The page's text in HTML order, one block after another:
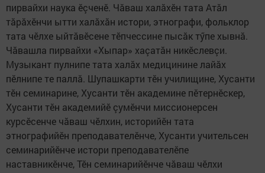
пирвайхи наука ӗçченӗ. Чăваш халăхӗн тата Атăл
тăрăхӗнчи ытти халăхăн истори, этнографи, фольклор
тата чӗлхе ыйтăвӗсене тӗпчессине пысăк тӳпе хывнă.
Чăвашла пирвайхи «Хыпар» хаçатăн никӗслевçи.
Музыкант пулнипе тата халăх медицинине лайăх
пӗлнипе те паллă. Шупашкарти тӗн училищине, Хусанти
тӗн семинарине, Хусанти тӗн академине пӗтернӗскер,
Хусанти тӗн академийӗ çумӗнчи миссионерсен
курсӗсенче чăваш чӗлхин, историйӗн тата
этнографийӗн преподавателӗнче, Хусанти учительсен
семинарийӗнче истори преподавателӗпе
наставникӗнче, Тӗн семинарийӗнче чăваш чӗлхи